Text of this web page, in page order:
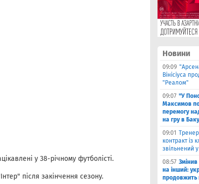
у 38-річному футболісті.
після закінчення сезону.
Новини
09:09
Вінісіуса
"Реалом"
09:07 "У
Максимов
перемогу
на гру в Баку
09:01
контракт із
звільнений
08:57
на інший:
продовжить